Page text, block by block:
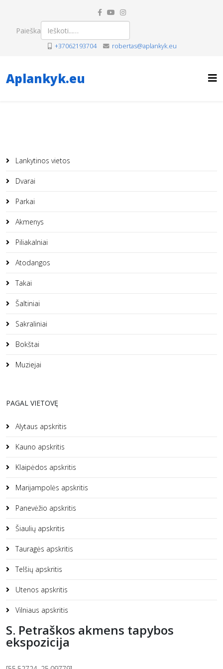
Paieška
+37062193704 robertas@aplankyk.eu
Aplankyk.eu
Lankytinos vietos
Dvarai
Parkai
Akmenys
Piliakalniai
Atodangos
Takai
Šaltiniai
Sakraliniai
Bokštai
Muziejai
PAGAL VIETOVĘ
Alytaus apskritis
Kauno apskritis
Klaipėdos apskritis
Marijampolės apskritis
Panevėžio apskritis
Šiaulių apskritis
Tauragės apskritis
Telšių apskritis
Utenos apskritis
Vilniaus apskritis
S. Petraškos akmens tapybos
ekspozicija